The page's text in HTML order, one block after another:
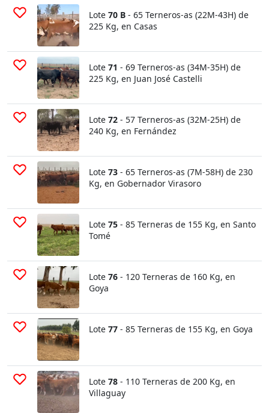
Lote 70 B - 65 Terneros-as (22M-43H) de
225 Kg, en Casas
Lote 71 - 69 Terneros-as (34M-35H) de
225 Kg, en Juan José Castelli
Lote 72 - 57 Terneros-as (32M-25H) de
240 Kg, en Fernández
Lote 73 - 65 Terneros-as (7M-58H) de 230
Kg, en Gobernador Virasoro
Lote 75 - 85 Terneras de 155 Kg, en Santo
Tomé
Lote 76 - 120 Terneras de 160 Kg, en
Goya
Lote 77 - 85 Terneras de 155 Kg, en Goya
Lote 78 - 110 Terneras de 200 Kg, en
Villaguay